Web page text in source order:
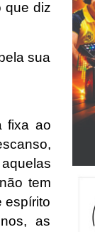
que diz
sua
fixa ao
tem
espírito
as